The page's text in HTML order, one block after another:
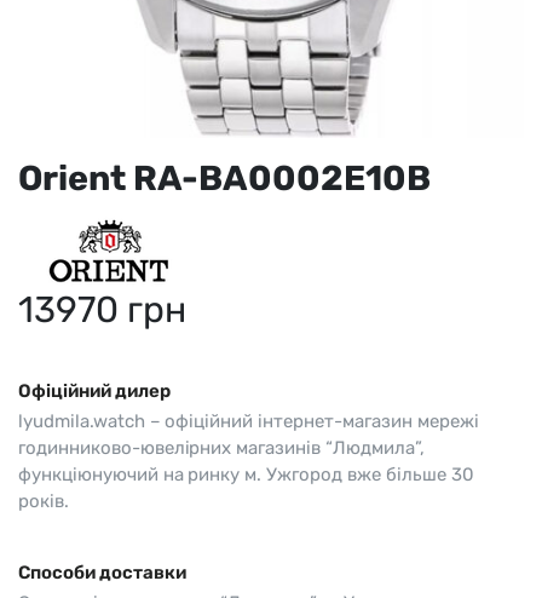
Orient RA-BA0002E10B
13970 грн
Офіційний дилер
lyudmila.watch – офіційний інтернет-магазин мережі
годинниково-ювелірних магазинів “Людмила”,
функціюнуючий на ринку м. Ужгород вже більше 30
років.
Способи доставки